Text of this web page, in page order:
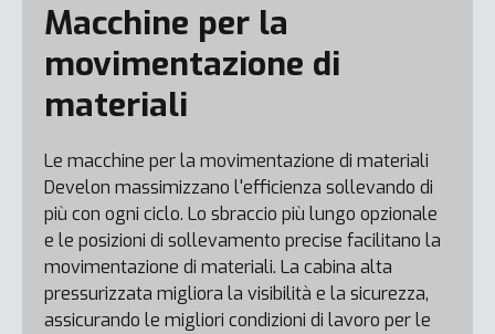
DL250-7
DL60-7
Macchine per la
movimentazione di
materiali
Le macchine per la movimentazione di materiali
Develon massimizzano l'efficienza sollevando di
più con ogni ciclo. Lo sbraccio più lungo opzionale
e le posizioni di sollevamento precise facilitano la
movimentazione di materiali. La cabina alta
pressurizzata migliora la visibilità e la sicurezza,
assicurando le migliori condizioni di lavoro per le